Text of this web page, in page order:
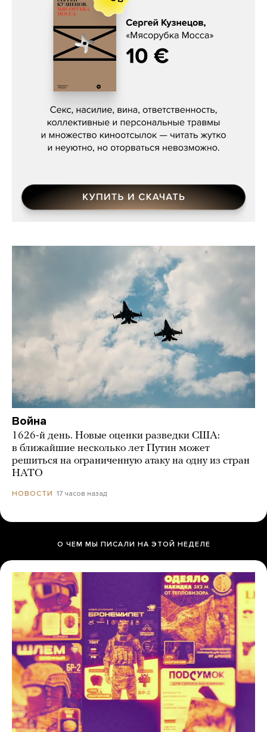
Сергей Кузнецов, «Мясорубка
Война
1626-й день. Новые оценки разведки США:
в ближайшие несколько лет Путин может
решиться на ограниченную атаку на одну из стран
НАТО
НОВОСТИ 17 часов назад
О ЧЕМ МЫ ПИСАЛИ НА ЭТОЙ НЕДЕЛЕ